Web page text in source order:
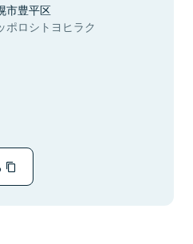
市豊平区
ポロシトヨヒラク